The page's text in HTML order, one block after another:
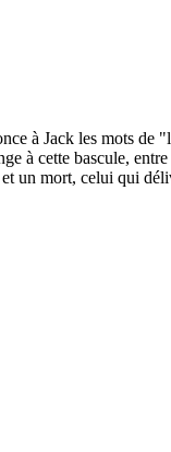
à Jack les mots de
à cette bascule,
un mort, celui qui